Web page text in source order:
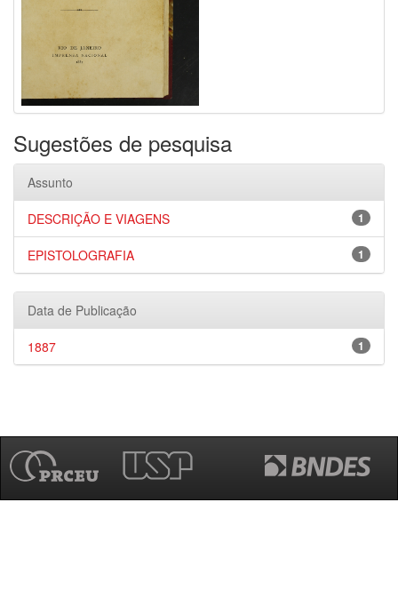
Sugestões de pesquisa
Assunto
1
DESCRIÇÃO E VIAGENS
1
EPISTOLOGRAFIA
Data de Publicação
1
1887